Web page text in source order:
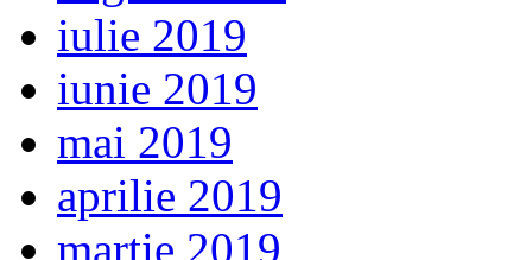
iulie 2019
iunie 2019
mai 2019
aprilie 2019
martie 2019